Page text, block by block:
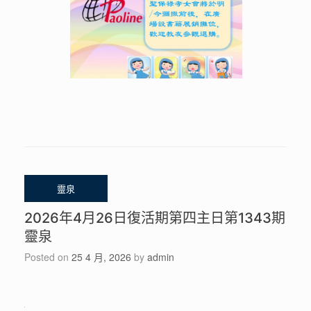
2026年4月26日復活期第四主日第1343期
靈泉
Posted on 25 4 月, 2026 by admin